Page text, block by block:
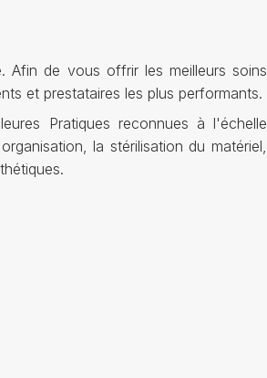
Afin de vous offrir les meilleurs soins
et prestataires les plus performants.
Pratiques reconnues à l'échelle
la stérilisation du matériel,